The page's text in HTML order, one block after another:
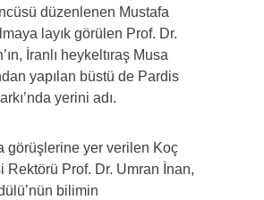
düzenlenen Mustafa
layık görülen Prof. Dr.
İranlı heykeltıraş Musa
yapılan büstü de Pardis
yerini adı.
görüşlerine yer verilen Koç
Rektörü Prof. Dr. Umran İnan,
bilimin